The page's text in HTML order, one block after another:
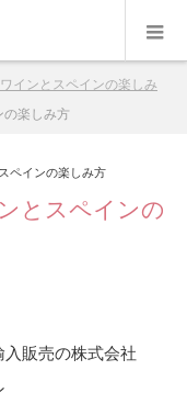
インとスペインの楽しみ
の楽しみ方
ペインの楽しみ方
とスペインの
販売の株式会社